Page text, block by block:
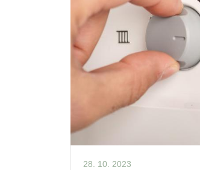
28. 10. 2023